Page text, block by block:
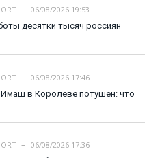
06/08/2026 19:53
десятки тысяч россиян
06/08/2026 17:46
в Королёве потушен: что
06/08/2026 17:36